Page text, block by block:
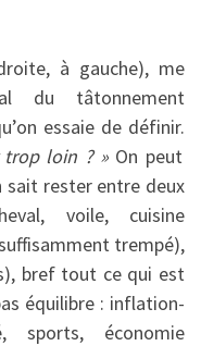
à gauche), me
du tâtonnement
essaie de définir.
trop loin ? » On peut
rester entre deux
voile, cuisine
trempé),
bref tout ce qui est
équilibre : inflation-
sports, économie